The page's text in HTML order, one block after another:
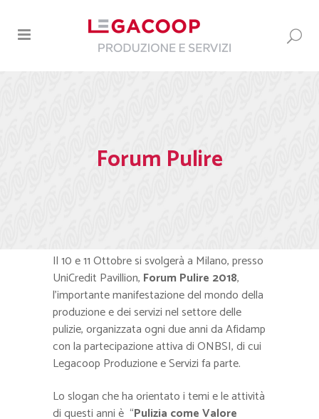
Forum Pulire
Il 10 e 11 Ottobre si svolgerà a Milano, presso
UniCredit Pavillion, Forum Pulire 2018,
l’importante manifestazione del mondo della
produzione e dei servizi nel settore delle
pulizie, organizzata ogni due anni da Afidamp
con la partecipazione attiva di ONBSI, di cui
Legacoop Produzione e Servizi fa parte.
Lo slogan che ha orientato i temi e le attività
di questi anni è “Pulizia come Valore